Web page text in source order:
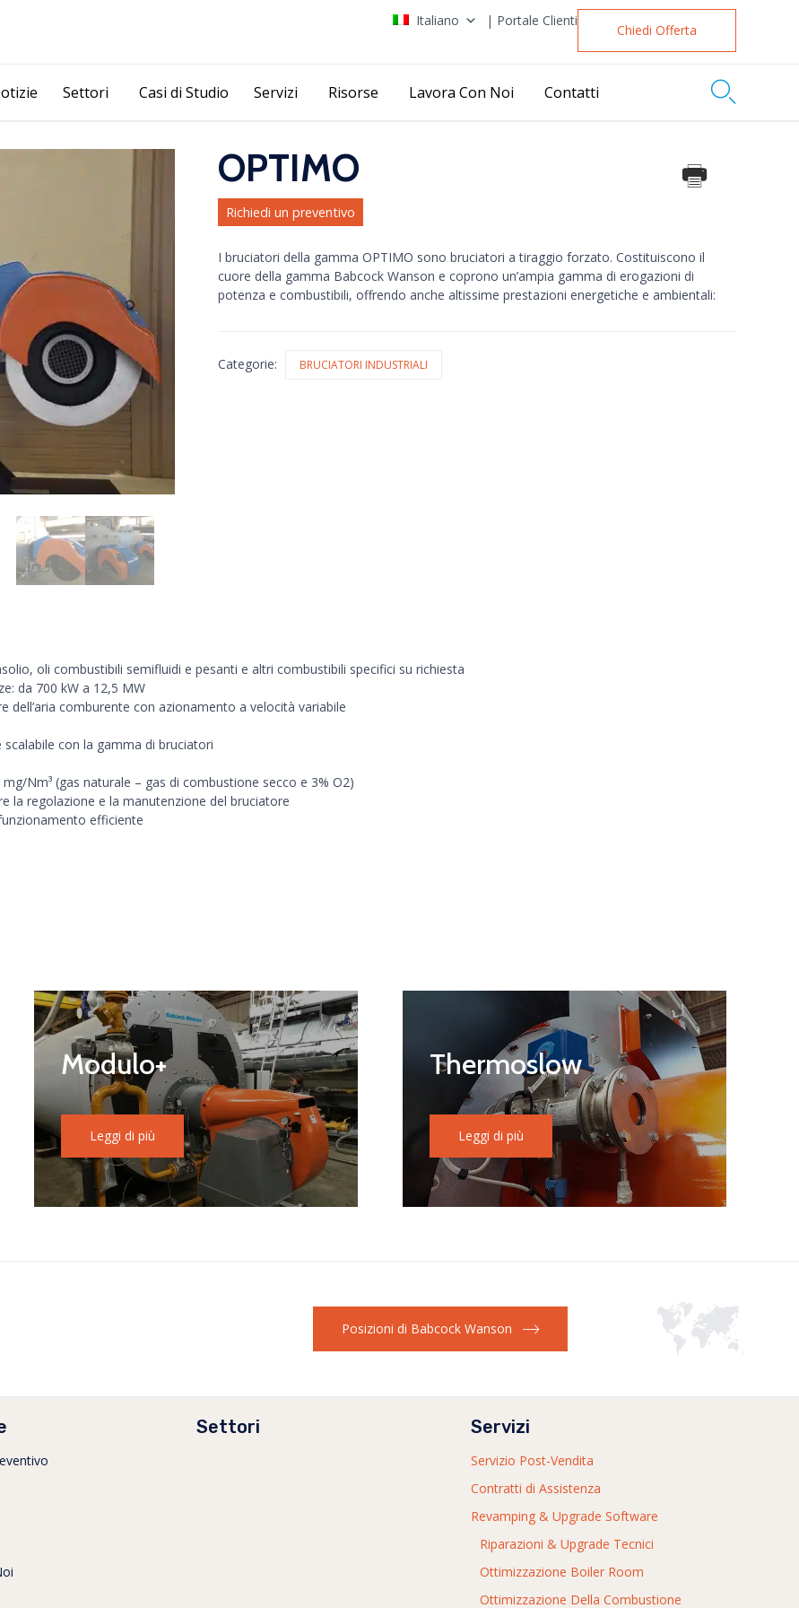
Italiano | Portale Clienti
Chiedi Offerta
to
Settori Casi di Studio Servizi Risorse Lavora Con Noi Contatti 
OPTIMO
Richiedi un preventivo
I bruciatori della gamma OPTIMO sono bruciatori a tiraggio forzato. Costituiscono il
cuore della gamma Babcock Wanson e coprono un’ampia gamma di erogazioni di
potenza e combustibili, offrendo anche altissime prestazioni energetiche e ambientali:
Categorie: BRUCIATORI INDUSTRIALI
oli combustibili semifluidi e pesanti e altri combustibili specifici su richiesta
da 700 kW a 12,5 MW
comburente con azionamento a velocità variabile
con la gamma di bruciatori
Nm³ (gas naturale – gas di combustione secco e 3% O2)
la regolazione e la manutenzione del bruciatore
efficiente
Leggi di più
Modulo+
Leggi di più
Thermoslow
Posizioni di Babcock Wanson
Settori Servizi
Servizio Post-Vendita
Contratti di Assistenza
Revamping & Upgrade Software
Riparazioni & Upgrade Tecnici
Ottimizzazione Boiler Room
Ottimizzazione Della Combustione